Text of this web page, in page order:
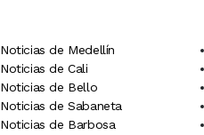
Noticias de Medellín
Noticias de Cali
Noticias de Bello
Noticias de Sabaneta
Noticias de Barbosa